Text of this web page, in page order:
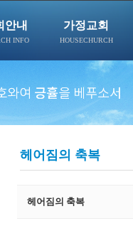
안내
INFO
가정교회
HOUSECHURCH
헤어짐의 축복
헤어짐의 축복